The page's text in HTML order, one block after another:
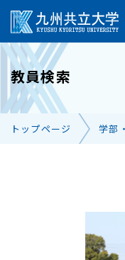
受験生の方へ
卒業生の方へ
教員検索
トップページ 学部